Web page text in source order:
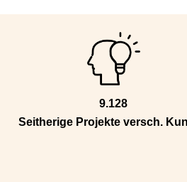
9.128
Seitherige Projekte versch.